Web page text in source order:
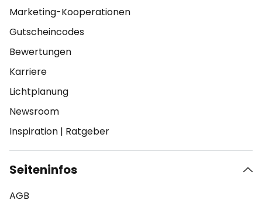
Marketing-Kooperationen
Gutscheincodes
Bewertungen
Karriere
Lichtplanung
Newsroom
Inspiration | Ratgeber
Seiteninfos
AGB